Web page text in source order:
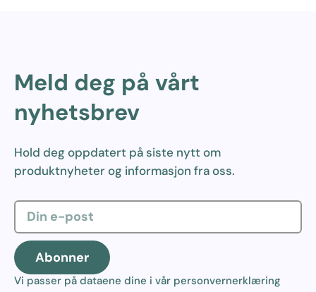
Meld deg på vårt
nyhetsbrev
Hold deg oppdatert på siste nytt om
produktnyheter og informasjon fra oss.
Abonner
Vi passer på dataene dine i vår personvernerklæring